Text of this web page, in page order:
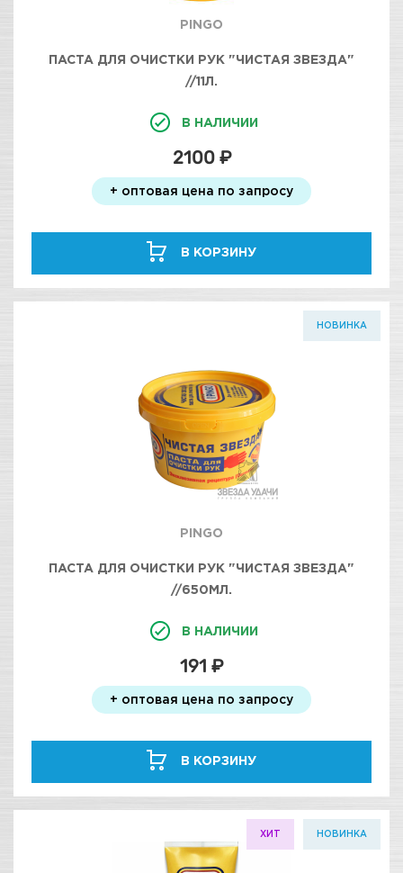
PINGO
ПАСТА ДЛЯ ОЧИСТКИ РУК "ЧИСТАЯ ЗВЕЗДА"
//11Л.
В НАЛИЧИИ
2100 ₽
+ оптовая цена по запросу
В КОРЗИНУ
НОВИНКА
PINGO
ПАСТА ДЛЯ ОЧИСТКИ РУК "ЧИСТАЯ ЗВЕЗДА"
//650МЛ.
В НАЛИЧИИ
191 ₽
+ оптовая цена по запросу
В КОРЗИНУ
ХИТ НОВИНКА